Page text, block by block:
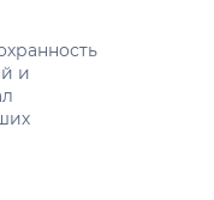
и